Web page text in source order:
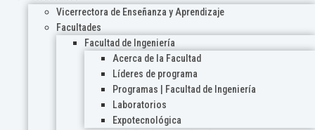
Vicerrectora de Enseñanza y Aprendizaje
Facultades
Facultad de Ingeniería
Acerca de la Facultad
Líderes de programa
Programas | Facultad de Ingeniería
Laboratorios
Expotecnológica